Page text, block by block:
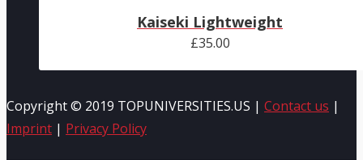
Kaiseki Lightweight
£35.00
Copyright © 2019 TOPUNIVERSITIES.US | Contact us |
Imprint | Privacy Policy